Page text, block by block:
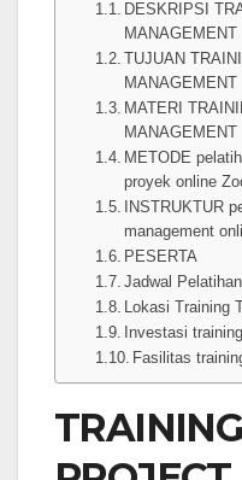
DESKRIPSI
MANAGEMENT
TUJUAN
MANAGEMENT
MATERI
MANAGEMENT
METODE
proyek online
INSTRUKTUR
management
PESERTA
Jadwal
Lokasi Training
Investasi
Fasilitas